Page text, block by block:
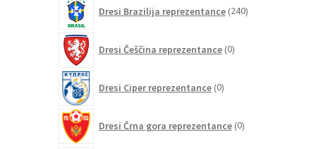
Dresi Brazilija reprezentance 240izdelkov
Dresi Češčina reprezentance 0izdelkov
Dresi Ciper reprezentance 0izdelkov
Dresi Črna gora reprezentance 0izdelkov